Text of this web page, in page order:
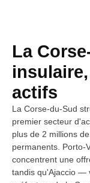
La
actifs
La Corse-du-Sud
premier secteur
plus de 2 millions
permanents. Porto-
concentrent une
tandis qu'Ajaccio —